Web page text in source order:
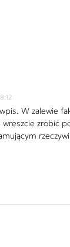
W zalewie
zrobić